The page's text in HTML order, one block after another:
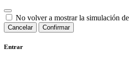
No volver a mostrar la simulación
Cancelar Confirmar
Entrar